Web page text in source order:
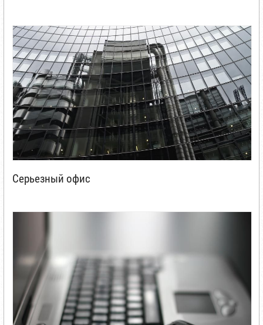
Серьезный офис